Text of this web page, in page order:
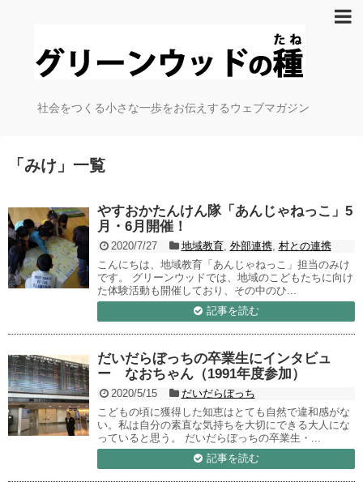
社会をつくる小さな一歩をお伝えするウェブマガジン
「 みけ 」 一覧
やすおかたんけん隊「あんじゃねっこ」5
月・6月開催！
2020/7/27 地域教育, 外部連携, 村との連携
こんにちは、地域教育「あんじゃねっこ」担当のみけ
です。 グリーンウッドでは、地域のこどもたちに向け
た体験活動も開催しており、その中のひ...
記事を読む
だいだらぼっちの卒業生にインタビュ
ー なおちゃん（1991年度参加）
2020/5/15
だいだらぼっち
こどもの頃に獲得した知恵はとても自然で違和感がな
い。私は自分の素直な気持ちを大切にできる大人にな
っていると思う。 だいだらぼっちの卒業生・...
記事を読む